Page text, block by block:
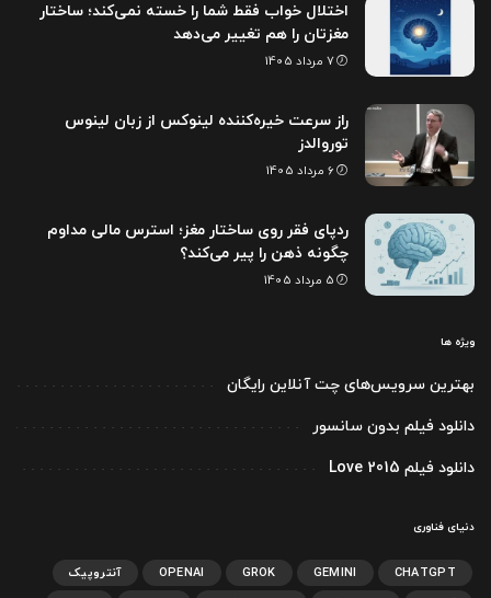
اختلال خواب فقط شما را خسته نمی‌کند؛ ساختار
مغزتان را هم تغییر می‌دهد
7 مرداد 1405
راز سرعت خیره‌کننده لینوکس از زبان لینوس
توروالدز
6 مرداد 1405
ردپای فقر روی ساختار مغز؛ استرس مالی مداوم
چگونه ذهن را پیر می‌کند؟
5 مرداد 1405
ویژه ها
بهترین سرویس‌های چت آنلاین رایگان
دانلود فیلم بدون سانسور
دانلود فیلم Love 2015
دنیای فناوری
CHATGPT
GEMINI
GROK
OPENAI
آنتروپیک